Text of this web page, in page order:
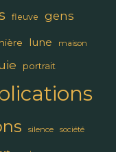
fleuve gens
lune maison
portrait
silence société